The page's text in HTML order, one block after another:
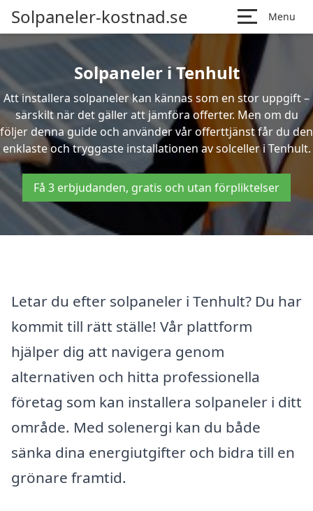
Solpaneler-kostnad.se Menu
Solpaneler i Tenhult
Att installera solpaneler kan kännas som en stor uppgift –
särskilt när det gäller att jämföra offerter. Men om du
följer denna guide och använder vår offerttjänst får du den
enklaste och tryggaste installationen av solceller i Tenhult.
Få 3 erbjudanden, gratis och utan förpliktelser
Letar du efter solpaneler i Tenhult? Du har
kommit till rätt ställe! Vår plattform
hjälper dig att navigera genom
alternativen och hitta professionella
företag som kan installera solpaneler i ditt
område. Med solenergi kan du både
sänka dina energiutgifter och bidra till en
grönare framtid.